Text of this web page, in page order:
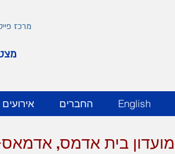
מרכז פייס
English החברים אירועים
מועדון בית אדמס,